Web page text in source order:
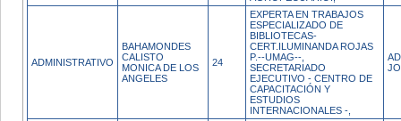
ADMINISTRATIVO
BAHAMONDES
CALISTO
MONICA DE LOS
ANGELES
24
EXPERTA EN TRABAJOS
ESPECIALIZADO DE
BIBLIOTECAS-
CERT.ILUMINANDA ROJAS
P.--UMAG--,
SECRETARIADO
EJECUTIVO - CENTRO DE
CAPACITACIÓN Y
ESTUDIOS
INTERNACIONALES -,